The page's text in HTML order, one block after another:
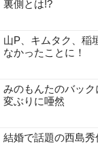
裏側とは!?
山P、キムタク、稲
なかったことに！
みのもんたのバック
変ぶりに唖然
結婚で話題の西島秀